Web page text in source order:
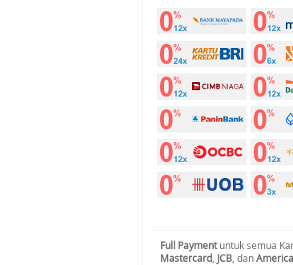
Full Paymentuntuk semua
Mastercard JCB , dan